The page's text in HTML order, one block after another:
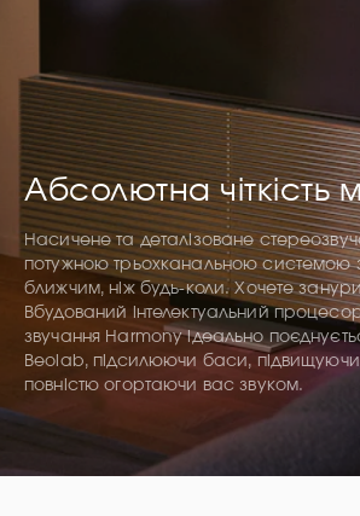
Абсолютна чіткість
Насичене та деталізоване
потужною трьохканальною системою
ближчим, ніж будь-коли. Хочете
Вбудований інтелектуальний
звучання Harmony ідеально
Beolab, підсилюючи баси, підвищуючи
повністю огортаючи вас звуком.